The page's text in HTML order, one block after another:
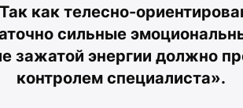
как телесно-
сильные
зажатой энергии должно
контролем специалиста».